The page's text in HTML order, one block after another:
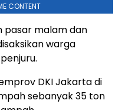
CONTENT
pasar malam dan
warga
DKI Jakarta di
sebanyak 35 ton